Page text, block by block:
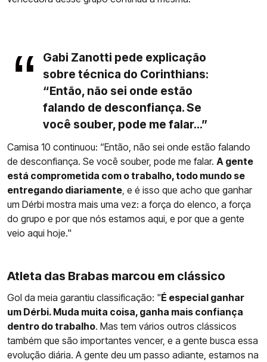
Gabi Zanotti pede explicação
sobre técnica do Corinthians:
“Então, não sei onde estão
falando de desconfiança. Se
você souber, pode me falar...”
Camisa 10 continuou: “Então, não sei onde estão falando
de desconfiança. Se você souber, pode me falar. A gente
está comprometida com o trabalho, todo mundo se
entregando diariamente, e é isso que acho que ganhar
um Dérbi mostra mais uma vez: a força do elenco, a força
do grupo e por que nós estamos aqui, e por que a gente
veio aqui hoje."
Atleta das Brabas marcou em clássico
Gol da meia garantiu classificação: "É especial ganhar
um Dérbi. Muda muita coisa, ganha mais confiança
dentro do trabalho. Mas tem vários outros clássicos
também que são importantes vencer, e a gente busca essa
evolução diária. A gente deu um passo adiante, estamos na